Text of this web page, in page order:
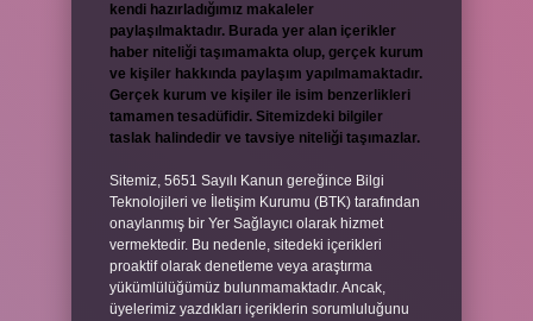
kendi hazırladığımız makaleler
paylaşılmaktadır. Burada yer alan içerikler
haber niteliği taşımamakta olup, gerçek kurum
ve kişiler hakkında paylaşım yapılmamaktadır.
Gerçek kurum ve kişiler ile isim benzerlikleri
tamamen tesadüfidir. Sitemizdeki bilgiler
taslak halindedir ve tavsiye niteliği taşımazlar.
Sitemiz, 5651 Sayılı Kanun gereğince Bilgi
Teknolojileri ve İletişim Kurumu (BTK) tarafından
onaylanmış bir Yer Sağlayıcı olarak hizmet
vermektedir. Bu nedenle, sitedeki içerikleri
proaktif olarak denetleme veya araştırma
yükümlülüğümüz bulunmamaktadır. Ancak,
üyelerimiz yazdıkları içeriklerin sorumluluğunu